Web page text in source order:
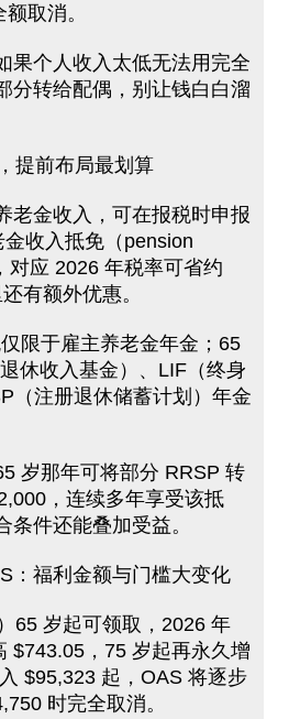
取消。
果个人收入太低无法用完全
分转给配偶，别让钱白白溜
提前布局最划算
老金收入，可在报税时申报
收入抵免（pension
对应 2026 年税率可省约
有额外优惠。
限于雇主养老金年金；65
休收入基金）、LIF（终身
（注册退休储蓄计划）年金
岁那年可将部分 RRSP 转
，连续多年享受该抵
条件还能叠加受益。
：福利金额与门槛大变化
65 岁起可领取，2026 年
$743.05，75 岁起再永久增
$95,323 起，OAS 将逐步
时完全取消。